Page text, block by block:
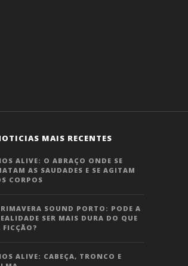
MAIS RECENTES
ALIVE: O ABRAÇO ONDE SE
AS SAUDADES E SE AGITAM
CORPOS
SOUND PORTO: PODE A
SER MAIS DURA DO QUE
FICÇÃO?
ALIVE: CABEÇA, TRONCO E